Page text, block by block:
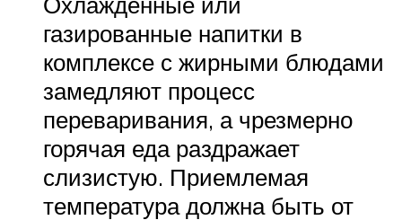
газированные напитки в
комплексе с жирными блюдами
замедляют процесс
переваривания, а чрезмерно
горячая еда раздражает
слизистую. Приемлемая
температура должна быть от